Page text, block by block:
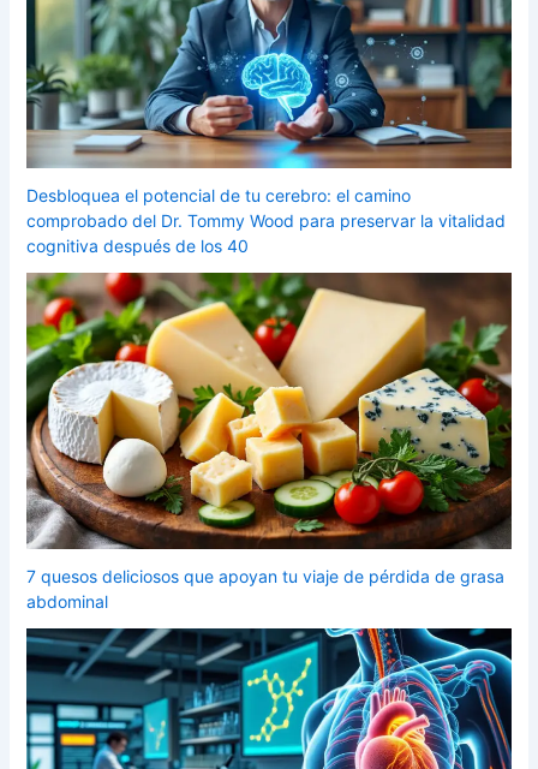
Desbloquea el potencial de tu cerebro: el camino
comprobado del Dr. Tommy Wood para preservar la vitalidad
cognitiva después de los 40
7 quesos deliciosos que apoyan tu viaje de pérdida de grasa
abdominal